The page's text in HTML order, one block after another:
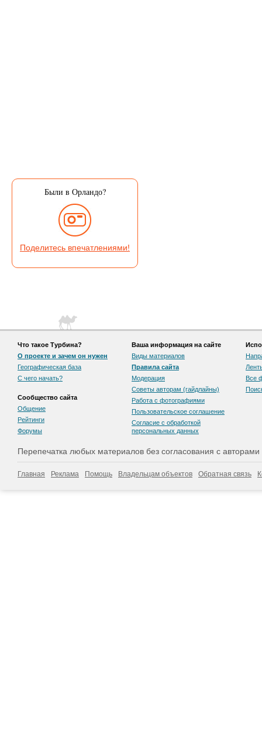
Были в Орландо?
Поделитесь впечатлениями!
Что такое Турбина?
О проекте и зачем он нужен
Географическая база
С чего начать?
Сообщество сайта
Общение
Рейтинги
Форумы
Ваша информация на сайте
Виды материалов
Правила сайта
Модерация
Советы авторам (гайдлайны)
Работа с фотографиями
Пользовательскоe соглашение
Согласие с обработкой
персональных данных
Все
Перепечатка любых материалов без согласования с
Главная Реклама Помощь Владельцам объектов Обратная связь